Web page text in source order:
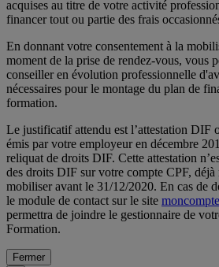
acquises au titre de votre activité
financer tout ou partie des frais
En donnant votre consentement à la
moment de la prise de rendez-vous, vous
conseiller en évolution professionnelle
nécessaires pour le montage du plan de
formation.
Le justificatif attendu est l’attestation DIF
émis par votre employeur en décembre
reliquat de droits DIF. Cette attestation
des droits DIF sur votre compte CPF, déjà
mobiliser avant le 31/12/2020. En cas de
le module de contact sur le site
permettra de joindre le gestionnaire de
Formation.
Fermer